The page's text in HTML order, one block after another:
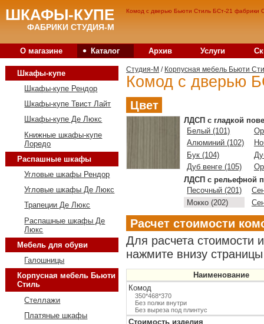
Комод с дверью Бьюти Стиль БСт-21 фабрики
ШКАФЫ-КУПЕ
ФАБРИКИ СТУДИЯ-М
О магазине • Каталог Архив Услуги
Студия-M / Корпусная мебель Бьюти
Комод с дверью
Цвет
ЛДСП с гладкой
Белый (101)
Алюминий (102)
Бук (104)
Дуб венге (105)
ЛДСП с рельефной
Песочный (201)
Мокко (202)
Расчет стоимости
Для расчета стоимости
нажмите внизу
Наименование
Комод
350*468*370
Без полки внутри
Без выреза под плинтус
Стоимость изделия
Шкафы-купе
Шкафы-купе Рендор
Шкафы-купе Твист Лайт
Шкафы-купе Де Люкс
Книжные шкафы-купе
Лоредо
Распашные шкафы
Угловые шкафы Рендор
Угловые шкафы Де Люкс
Трапеции Де Люкс
Распашные шкафы Де
Люкс
Мебель для обуви
Галошницы
Корпусная мебель Бьюти
Стиль
Стеллажи
Платяные шкафы